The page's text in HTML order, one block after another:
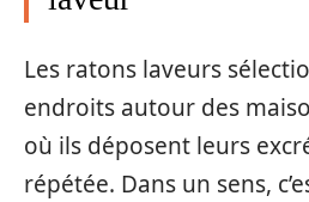
Les ratons laveurs
endroits autour des
où ils déposent leurs
répétée. Dans un sens,